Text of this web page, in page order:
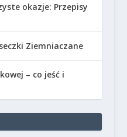
okazje: Przepisy
Ziemniaczane
– co jeść i